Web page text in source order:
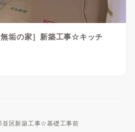
垢の家］新築工事☆キッチ
並区新築工事☆基礎工事前